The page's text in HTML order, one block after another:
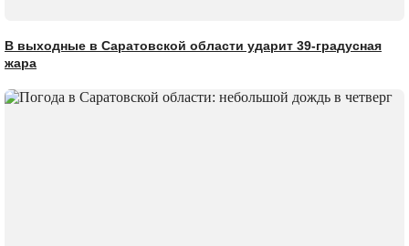
В выходные в Саратовской области ударит 39-градусная
жара